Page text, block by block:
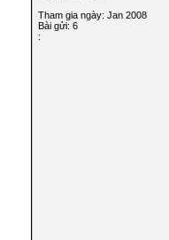
Tham gia ngày: Jan 2008
Bài gửi: 6
: